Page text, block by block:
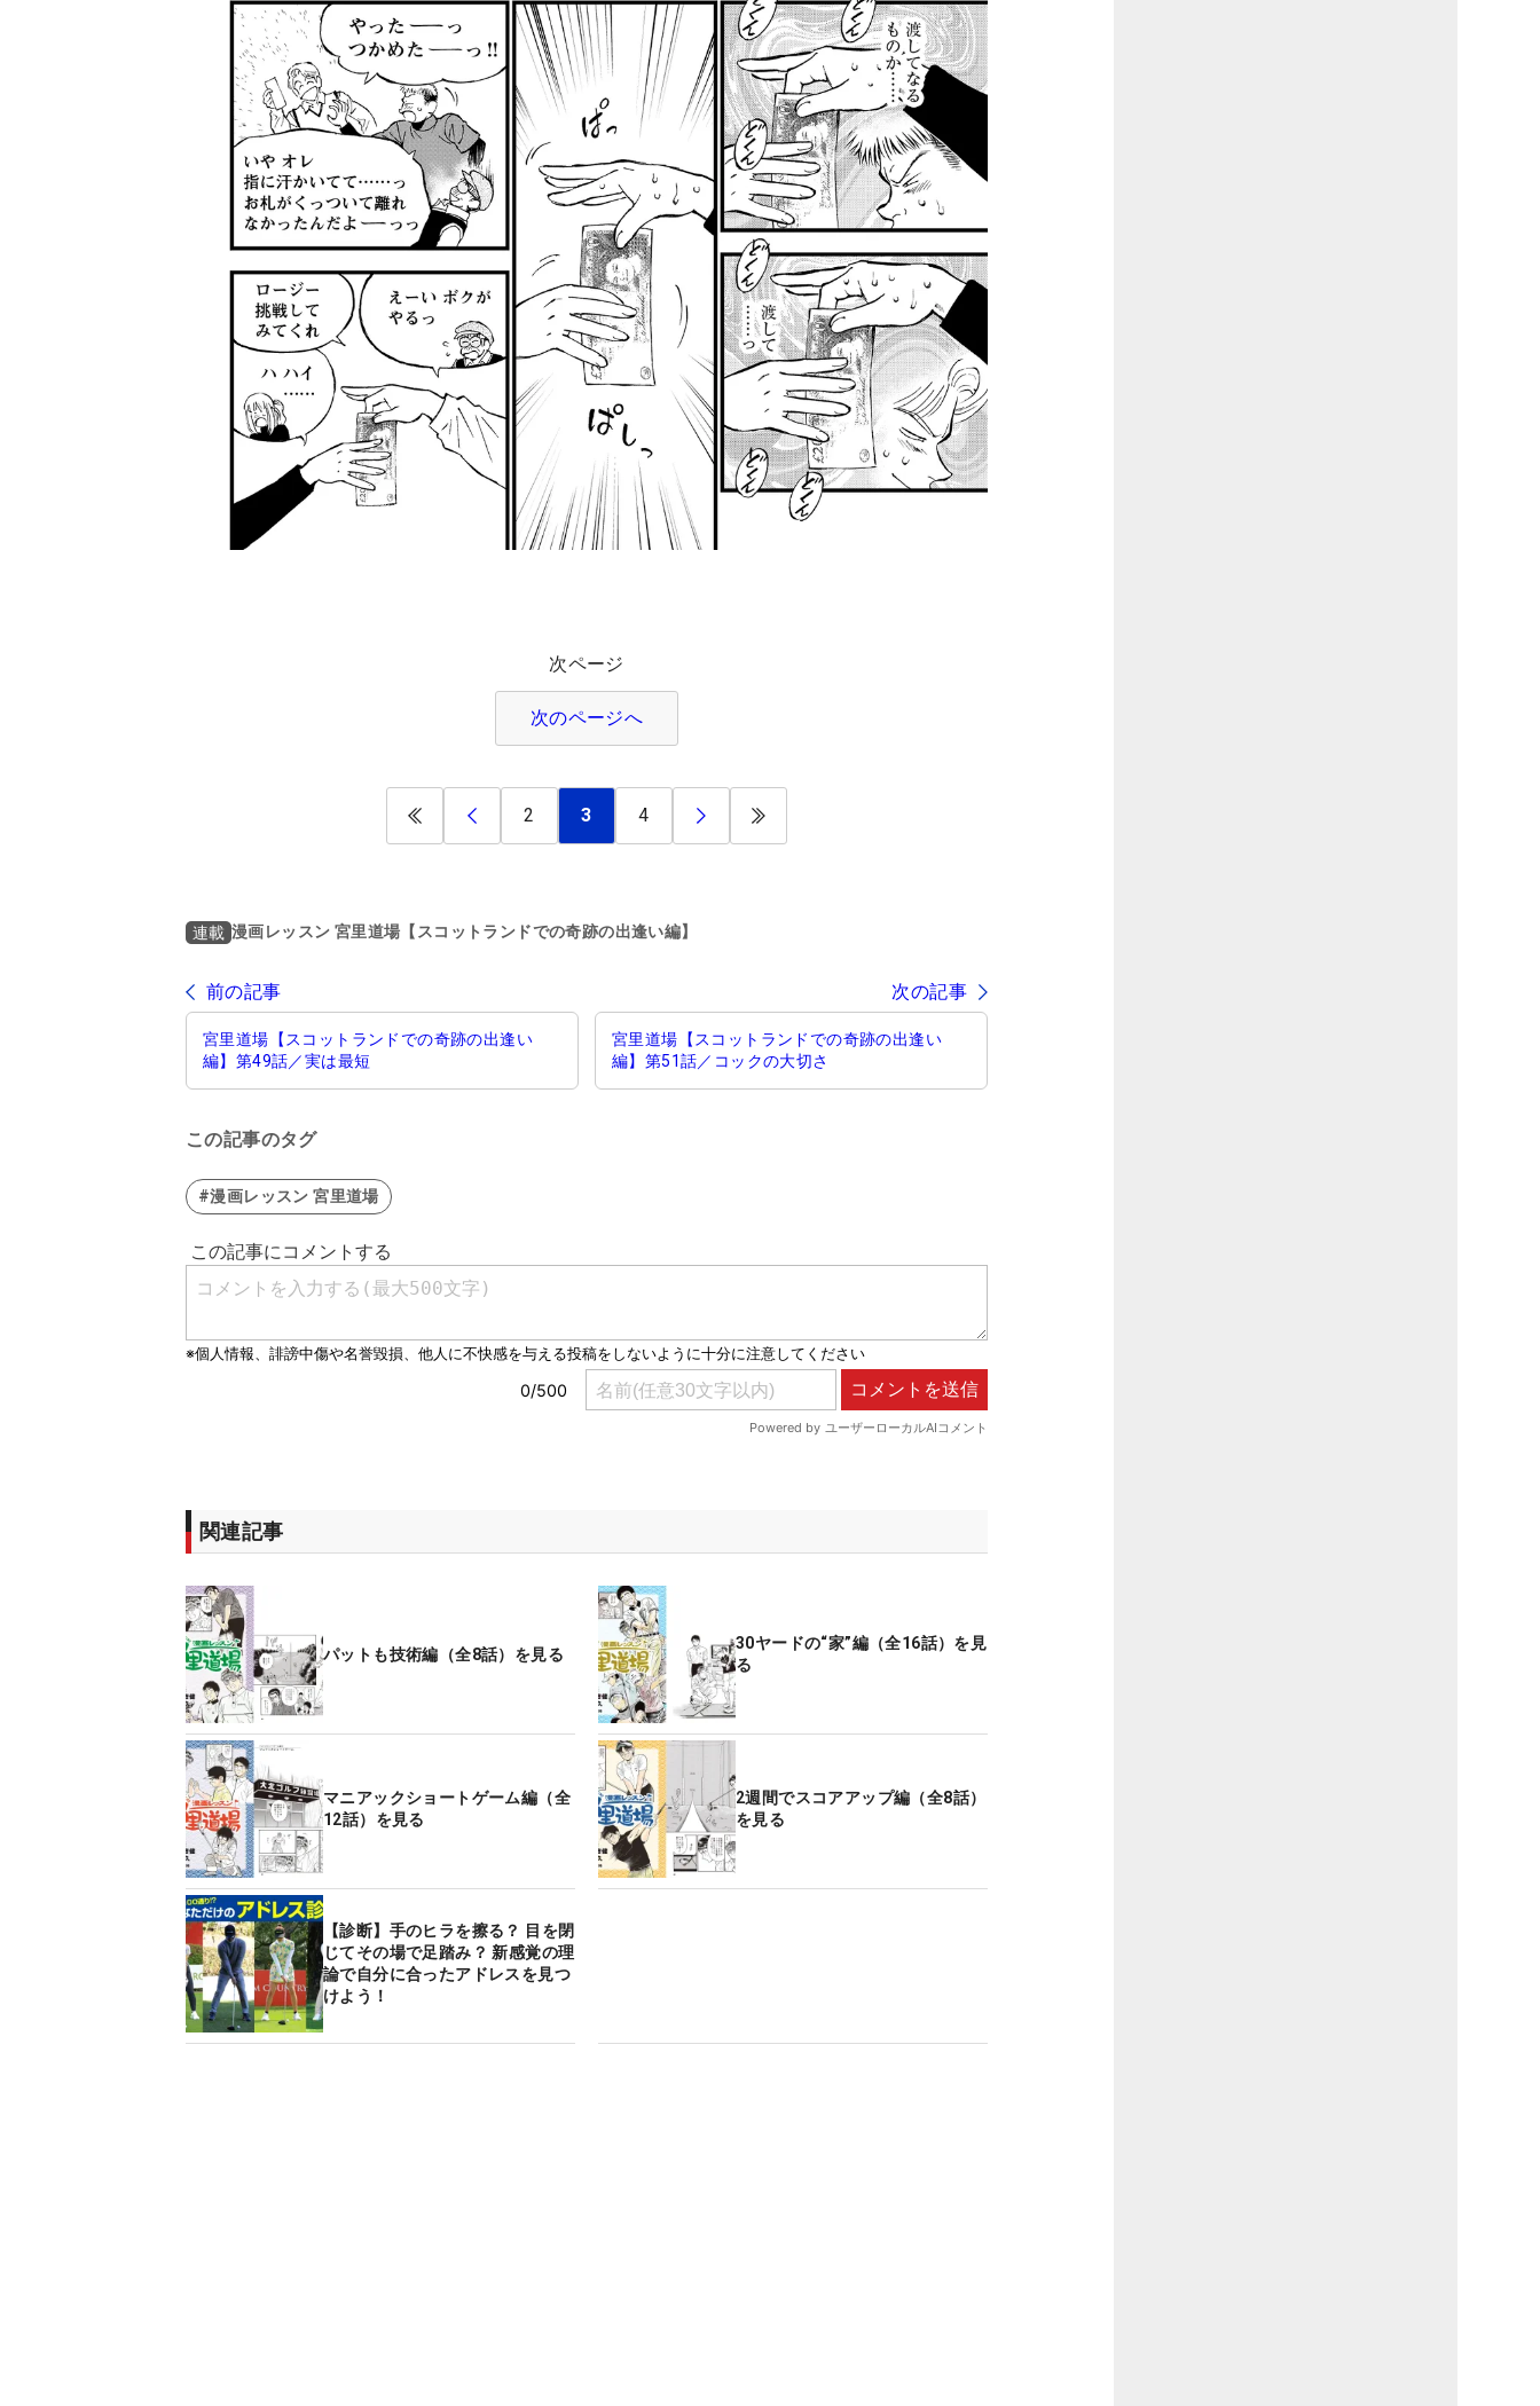
次ページ
次のページへ
2 3 4
連載 漫画レッスン 宮里道場【スコットランドでの奇跡の出逢い編】
前の記事 次の記事
宮里道場【スコットランドでの奇跡の出逢い
編】第49話／実は最短
宮里道場【スコットランドでの奇跡の出逢い
編】第51話／コックの大切さ
この記事のタグ
#漫画レッスン 宮里道場
関連記事
パットも技術編（全8話）を見る
30ヤードの“家”編（全16話）を見
る
マニアックショートゲーム編（全
12話）を見る
2週間でスコアアップ編（全8話）
を見る
【診断】手のヒラを擦る？ 目を閉
じてその場で足踏み？ 新感覚の理
論で自分に合ったアドレスを見つ
けよう！